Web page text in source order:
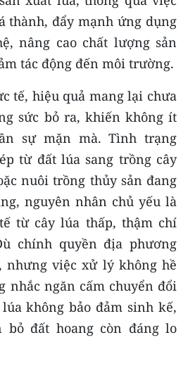
thành, đẩy mạnh ứng dụng
nâng cao chất lượng sản
tác động đến môi trường.
tế, hiệu quả mang lại chưa
sức bỏ ra, khiến không ít
sự mặn mà. Tình trạng
từ đất lúa sang trồng cây
nuôi trồng thủy sản đang
nguyên nhân chủ yếu là
từ cây lúa thấp, thậm chí
chính quyền địa phương
nhưng việc xử lý không hề
nhắc ngăn cấm chuyển đổi
không bảo đảm sinh kế,
bỏ đất hoang còn đáng lo